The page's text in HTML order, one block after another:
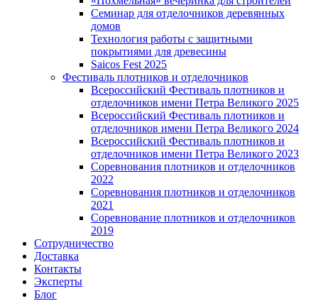
Семинар для отделочников деревянных
домов
Технология работы с защитными
покрытиями для древесины
Saicos Fest 2025
Фестиваль плотников и отделочников
Всероссийский Фестиваль плотников и
отделочников имени Петра Великого 2025
Всероссийский Фестиваль плотников и
отделочников имени Петра Великого 2024
Всероссийский Фестиваль плотников и
отделочников имени Петра Великого 2023
Соревнования плотников и отделочников
2022
Соревнования плотников и отделочников
2021
Соревнование плотников и отделочников
2019
Сотрудничество
Доставка
Контакты
Эксперты
Блог